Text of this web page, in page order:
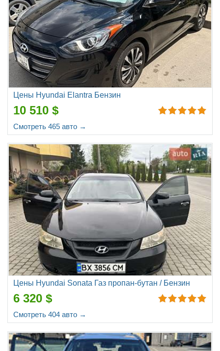
Цены Hyundai Elantra Бензин
10 510 $
Смотреть 465 авто →
Цены Hyundai Sonata Газ пропан-бутан / Бензин
6 320 $
Смотреть 404 авто →